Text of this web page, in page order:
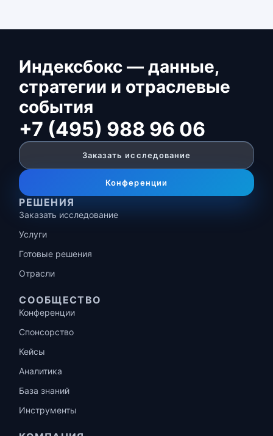
Индексбокс — данные,
стратегии и отраслевые
события
+7 (495) 988 96 06
Заказать исследование
Конференции
РЕШЕНИЯ
Заказать исследование
Услуги
Готовые решения
Отрасли
СООБЩЕСТВО
Конференции
Спонсорство
Кейсы
Аналитика
База знаний
Инструменты